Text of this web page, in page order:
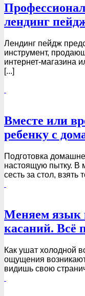
лендинг
Лендинг пейдж
инструмент,
интернет-магазина
[...]
Вместе или
ребенку с
Подготовка
настоящую пытку. В
сесть за стол, взять
Меняем язык
касаний. Всё
Как ушат холодной
ощущения
видишь свою